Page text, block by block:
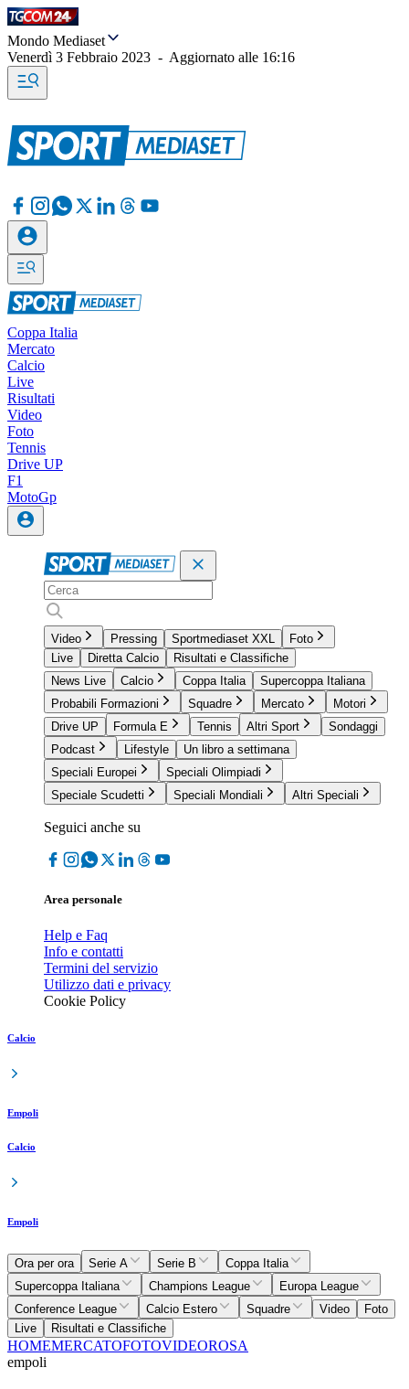
Mondo Mediaset
Venerdì 3 Febbraio 2023 - Aggiornato alle 16:16
Coppa Italia
Mercato
Calcio
Live
Risultati
Video
Foto
Tennis
Drive UP
F1
MotoGp
Video Pressing Sportmediaset XXL
Foto
Live
Diretta Calcio
Risultati e Classifiche
News Live
Calcio Coppa Italia
Supercoppa Italiana
Probabili Formazioni
Squadre Mercato
Motori
Drive UP
Formula E Tennis Altri Sport
Sondaggi
Podcast
Lifestyle
Un libro a settimana
Speciali Europei
Speciali Olimpiadi
Speciale Scudetti
Speciali Mondiali Altri Speciali
Seguici anche su
Area personale
Help e Faq
Info e contatti
Termini del servizio
Utilizzo dati e privacy
Cookie Policy
Calcio
Empoli
Calcio
Empoli
Ora per ora Serie A Serie B
Coppa Italia
Supercoppa Italiana
Champions League
Europa League
Conference League
Calcio Estero Squadre Video
Foto
Live
Risultati e Classifiche
HOMEMERCATOFOTOVIDEOROSA
empoli